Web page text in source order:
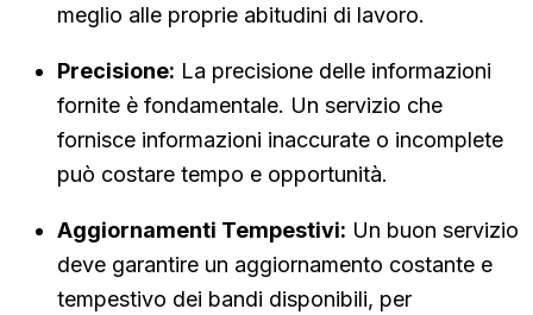
meglio alle proprie abitudini di lavoro.
Precisione: La precisione delle informazioni
fornite è fondamentale. Un servizio che
fornisce informazioni inaccurate o incomplete
può costare tempo e opportunità.
Aggiornamenti Tempestivi: Un buon servizio
deve garantire un aggiornamento costante e
tempestivo dei bandi disponibili, per